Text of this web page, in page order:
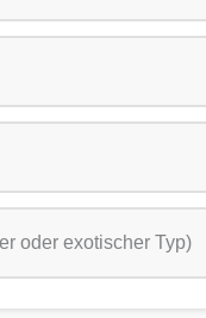
oder exotischer Typ)